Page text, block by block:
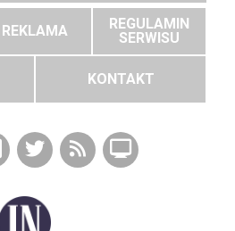
REKLAMA
REGULAMIN
SERWISU
KONTAKT